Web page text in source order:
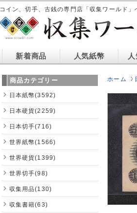
コイン、切手、古銭の専門店「収集ワールド」
新着商品 人気紙幣
ホーム
商品カテゴリー
日本紙幣(3592)
日本硬貨(2259)
日本切手(716)
世界紙幣(1566)
世界硬貨(1399)
世界切手(98)
収集用品(130)
収集書籍(63)